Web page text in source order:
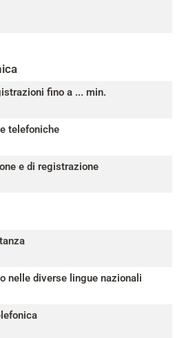
fino a ... min.
telefoniche
e di registrazione
nelle diverse lingue nazionali